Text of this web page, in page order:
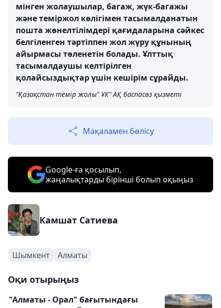
мінген жолаушылар, багаж, жүк-багажы
және теміржол көлігімен тасымалданатын
пошта жөнелтілімдері қағидаларына сәйкес
белгіленген тәртіппен жол жүру құнының
айырмасы төленетін болады. Ұлттық
тасымалдаушы келтірілген
қолайсыздықтар үшін кешірім сұрайды.
"Қазақстан темір жолы" ҰК" АҚ баспасөз қызметі
Мақаламен бөлісу
Google-ға қосылып,
жаңалықтарды бірінші болып оқыңыз
Камшат Сатиева
Шымкент Алматы
Оқи отырыңыз
"Алматы - Орал" бағытындағы